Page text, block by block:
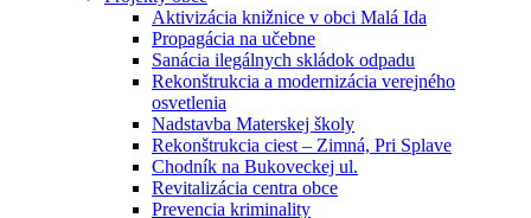
Aktivizácia knižnice v obci Malá Ida
Propagácia na učebne
Sanácia ilegálnych skládok odpadu
Rekonštrukcia a modernizácia verejného
osvetlenia
Nadstavba Materskej školy
Rekonštrukcia ciest – Zimná, Pri Splave
Chodník na Bukoveckej ul.
Revitalizácia centra obce
Prevencia kriminality